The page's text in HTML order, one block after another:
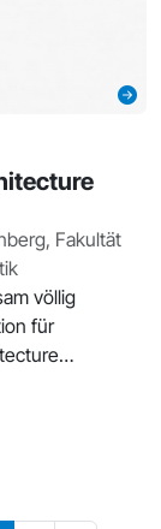
Fakultät
völlig
für